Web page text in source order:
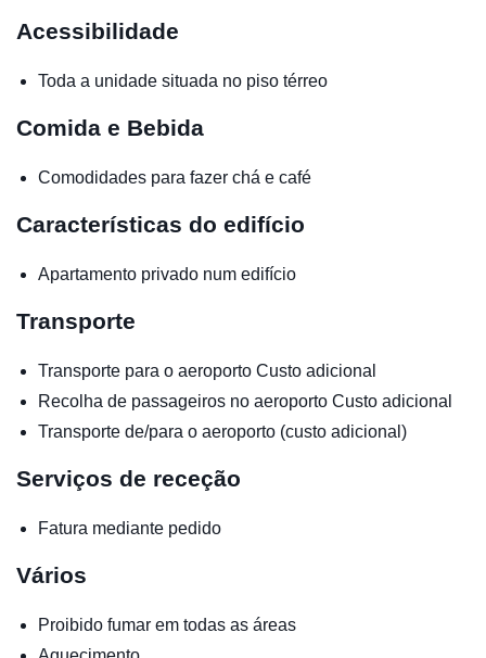
Acessibilidade
Toda a unidade situada no piso térreo
Comida e Bebida
Comodidades para fazer chá e café
Características do edifício
Apartamento privado num edifício
Transporte
Transporte para o aeroporto Custo adicional
Recolha de passageiros no aeroporto Custo adicional
Transporte de/para o aeroporto (custo adicional)
Serviços de receção
Fatura mediante pedido
Vários
Proibido fumar em todas as áreas